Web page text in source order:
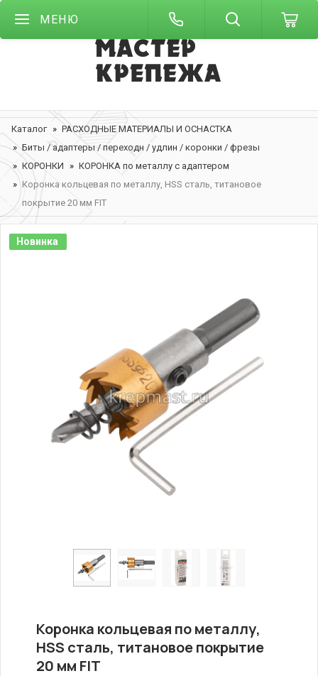
МЕНЮ
Каталог
РАСХОДНЫЕ МАТЕРИАЛЫ И ОСНАСТКА
Биты / адаптеры / переходн / удлин / коронки / фрезы
КОРОНКИ
КОРОНКА по металлу с адаптером
Коронка кольцевая по металлу, HSS сталь, титановое
покрытие 20 мм FIT
Коронка кольцевая по металлу,
HSS сталь, титановое покрытие
20 мм FIT
Новинка